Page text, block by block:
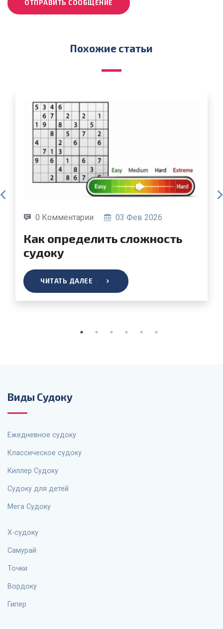
ОТПРАВИТЬ СООБЩЕНИЕ
Похожие статьи
0 Комментарии 19 Июн 2025
Как создать собственное
судоку?
ЧИТАТЬ ДАЛЕЕ
Виды Судоку
Ежедневное судоку
Классическое судоку
Киллер Судоку
Судоку для детей
Мега Судоку
X-судоку
Самурай
Точки
Вордоку
Гипер